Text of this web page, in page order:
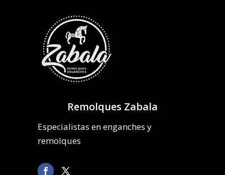
Remolques Zabala
Especialistas en enganches y
remolques